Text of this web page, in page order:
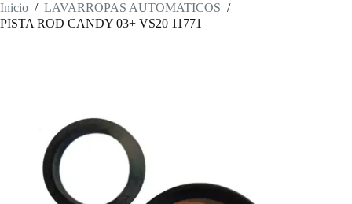
Inicio / LAVARROPAS AUTOMATICOS /
PISTA ROD CANDY 03+ VS20 11771